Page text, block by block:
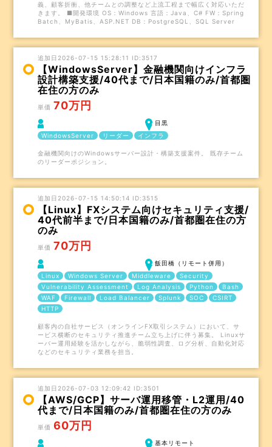
義、顧客折衝、他チームとの調整など上流工程まで幅広く対応いただ
きます。 ■開発環境 OS：Windows 言語：Java、C# FW：Spring
Batch、MyBatis、ASP.NET DB：PostgreSQL、SQL Server
追加日2026-07-15 15:28:11 ID:3517
【WindowsServer】金融機関向けインフラ
設計構築支援/40代まで/日本国籍のみ/首都圏
在住の方のみ
単価 70万円
目黒
WindowsServer
リーダー インフラ
金融機関向けのWindowsサーバー設計・構築支援案件。 既存チーム
のリーダーポジション。
追加日2026-07-15 14:50:14 ID:3515
【Linux】FXシステム向けセキュリティ支援/
40代前半まで/日本国籍のみ/首都圏在住の方
のみ
単価 70万円
飯田橋（リモート併用）
Linux
Windows Server Middleware
Security
Vulnerability Assessment
Log Analysis Python
Bash
WAF
Firewall Load Balancer Splunk SOC
CSIRT
HTTP
顧客内の自社サービス（オンラインFX取引システム）において、サ
ービス横断のセキュリティ推進チーム立ち上げに伴う募集。 Linuxサ
ーバー運用経験を活かしながら、脆弱性調査、ログ分析、自動化対応
などのセキュリティ業務を担当。
追加日2026-07-03 12:09:42 ID:3501
【AWS/GCP】サーバ運用移管・L2運用/40
代まで/日本国籍のみ/首都圏在住の方のみ
単価 60万円
基本リモート